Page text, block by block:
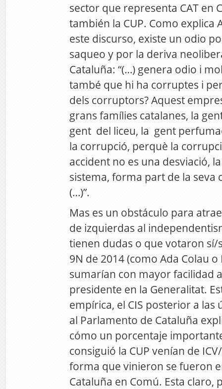
sector que representa CAT en
también la CUP. Como explica
este discurso, existe un odio
saqueo y por la deriva
Cataluña: “(…) genera odio i
també que hi ha corruptes i
dels corruptors? Aquest
grans famílies catalanes, la
gent del liceu, la gent
la corrupció, perquè la
accident no es una desviació,
sistema, forma part de la seva
(…)”.
Mas es un obstáculo para
de izquierdas al
tienen dudas o que votaron sí/
9N de 2014 (como Ada Colau o
sumarían con mayor facilidad
presidente en la Generalitat.
empírica, el CIS posterior a las
al Parlamento de Cataluña
cómo un porcentaje
consiguió la CUP venían de
forma que vinieron se fueron
Cataluña en Comú. Esta claro,